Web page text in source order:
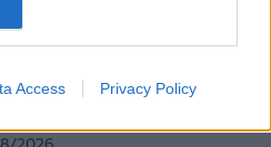
Access Privacy Policy
από
αντιδραστήρα
2026